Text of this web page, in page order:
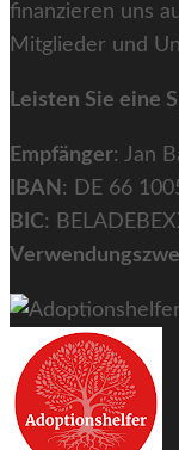
finanzieren uns
Mitglieder und
Leisten Sie eine
Empfänger: Jan
IBAN : DE 66
BIC: